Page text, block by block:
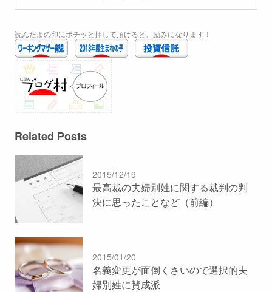
読んだよの印にポチッと押して頂けると、励みになります！
Related Posts
2015/12/19
最高裁の夫婦別姓に関する裁判の判
決に思ったことなど（前編）
2015/01/20
名義変更が面倒くさいので選択的夫
婦別姓に賛成派